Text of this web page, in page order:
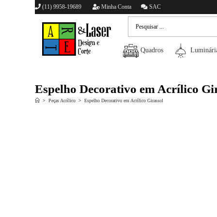
(11) 9958-19689 Minha Conta SAC
Quadros
Espelho Decorativo em Acrílico
> Peças Acrílico > Espelho Decorativo em Acrílico Girassol